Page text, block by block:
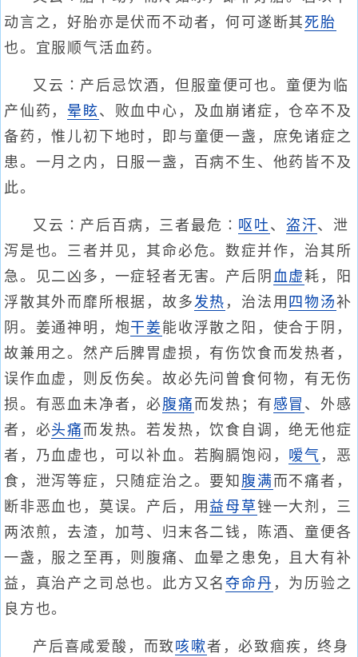
动言之，好胎亦是伏而不动者，何可遂断其死胎
也。宜服顺气活血药。
又云∶产后忌饮酒，但服童便可也。童便为临
产仙药， 晕眩、败血中心，及血崩诸症，仓卒不及
备药，惟儿初下地时，即与童便一盏，庶免诸症之
患。一月之内，日服一盏，百病不生、他药皆不及
此。
又云∶产后百病，三者最危∶ 呕吐、 盗汗、泄
泻是也。三者并见，其命必危。数症并作，治其所
急。见二凶多，一症轻者无害。产后阴 血虚耗，阳
浮散其外而靡所根据，故多发热 ，治法用 四物汤补
阴。姜通神明，炮干姜能收浮散之阳，使合于阴，
故兼用之。然产后脾胃虚损，有伤饮食而发热者，
误作血虚，则反伤矣。故必先问曾食何物，有无伤
损。有恶血未净者，必腹痛 而发热；有 感冒 、外感
者，必头痛 而发热。若发热，饮食自调，绝无他症
者，乃血虚也，可以补血。若胸膈饱闷， 嗳气 ，恶
食，泄泻等症，只随症治之。要知 腹满 而不痛者，
断非恶血也，莫误。产后，用 益母草锉一大剂，三
两浓煎，去渣，加芎、归末各二钱，陈酒、童便各
一盏，服之至再，则腹痛、血晕之患免，且大有补
益，真治产之司总也。此方又名夺命丹 ，为历验之
良方也。
产后喜咸爱酸，而致咳嗽者，必致痼疾，终身